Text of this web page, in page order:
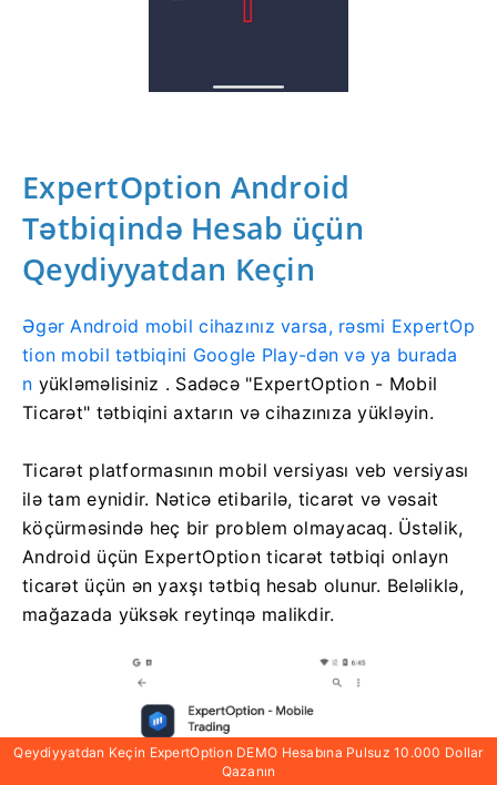
ExpertOption Android
Tətbiqində Hesab üçün
Qeydiyyatdan Keçin
Əgər Android mobil cihazınız varsa, rəsmi ExpertOp
tion mobil tətbiqini Google Play-dən və ya burada
n yükləməlisiniz . Sadəcə "ExpertOption - Mobil
Ticarət" tətbiqini axtarın və cihazınıza yükləyin.
Ticarət platformasının mobil versiyası veb versiyası
ilə tam eynidir. Nəticə etibarilə, ticarət və vəsait
köçürməsində heç bir problem olmayacaq. Üstəlik,
Android üçün ExpertOption ticarət tətbiqi onlayn
ticarət üçün ən yaxşı tətbiq hesab olunur. Beləliklə,
mağazada yüksək reytinqə malikdir.
Qeydiyyatdan Keçin ExpertOption DEMO Hesabına Pulsuz 10.000 Dollar
Qazanın